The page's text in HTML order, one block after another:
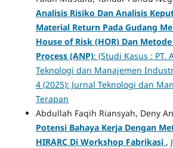
Analisis Risiko Dan Analisis
Material Return Pada Gudang
House of Risk (HOR) Dan
Process (ANP): (Studi Kasus : PT.
Teknologi dan Manajemen
4 (2025): Jurnal Teknologi dan
Terapan
Abdullah Faqih Riansyah, Deny
Potensi Bahaya Kerja Dengan
HIRARC Di Workshop Fabrikasi ,